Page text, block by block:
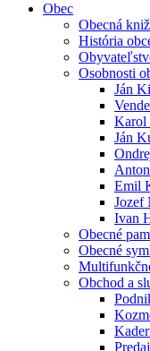
Obec
Obecná
História
Osobnosti
Ján
Karol
Ján
Emil
Jozef
Ivan
Obecné
Obecné
Obchod a